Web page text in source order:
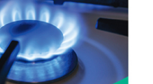
в 2026 году
Твери назвали